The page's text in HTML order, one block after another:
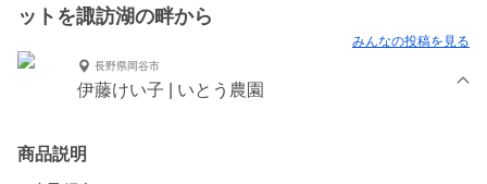
ットを諏訪湖の畔から
みんなの投稿を見る
長野県岡谷市
伊藤けい子 | いとう農園
商品説明